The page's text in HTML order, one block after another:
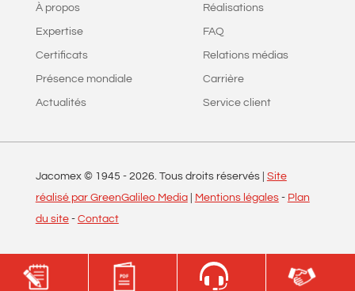
À propos
Expertise
Certificats
Présence mondiale
Actualités
Réalisations
FAQ
Relations médias
Carrière
Service client
Jacomex © 1945 - 2026. Tous droits réservés | Site
réalisé par GreenGalileo Media| Mentions légales- Plan
du site- Contact